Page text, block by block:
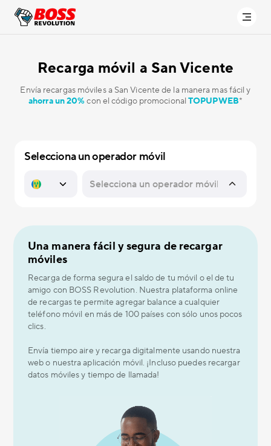
Recarga móvil a San Vicente
Envía recargas móviles a San Vicente de la manera mas fácil y
ahorra un 20%con el código promocionalTOPUPWEB*
Selecciona un operador móvil
Una manera fácil y segura de recargar
móviles
Recarga de forma segura el saldo de tu móvil o el de tu
amigo con BOSS Revolution. Nuestra plataforma online
de recargas te permite agregar balance a cualquier
teléfono móvil en más de 100 países con sólo unos pocos
clics.
Envía tiempo aire y recarga digitalmente usando nuestra
web o nuestra aplicación móvil. ¡Incluso puedes recargar
datos móviles y tiempo de llamada!